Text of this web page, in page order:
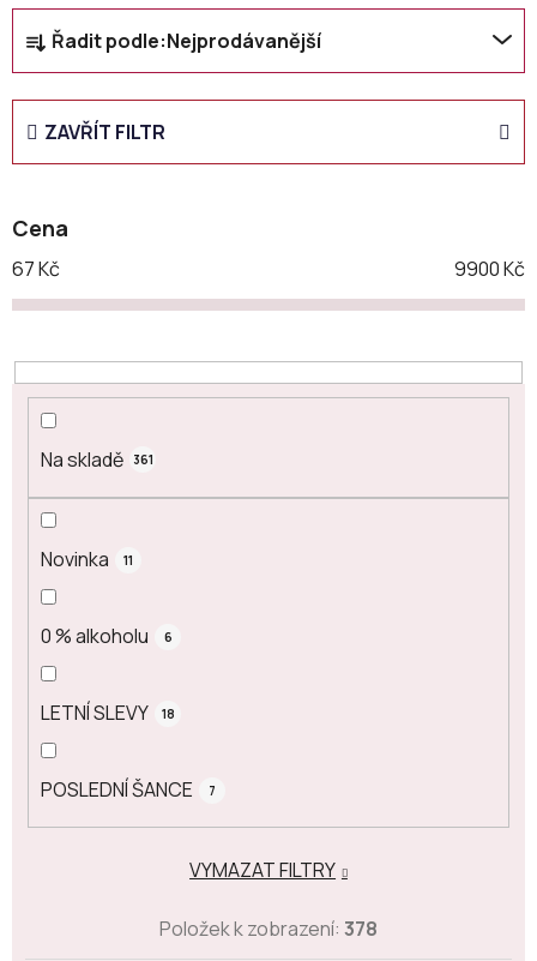
Ř
a
z
n
í
r
o
d
k
t
Řadit podle:Nejprodávanější
ZAVŘÍT FILTR
Cena
67Kč 9900Kč
Na skladě 361
Novinka 11
0 % alkoholu 6
LETNÍ SLEVY 18
POSLEDNÍ ŠANCE 7
VYMAZAT FILTRY
Položek k zobrazení: 378